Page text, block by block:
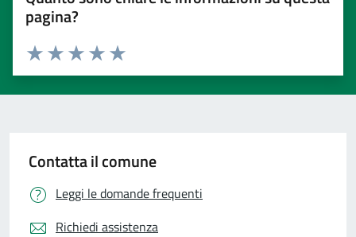
pagina?
Valuta 5 stelle su 5
Valuta 4 stelle su 5
Valuta 3 stelle su 5
Valuta 2 stelle su 5
Valuta 1 stelle su 5
Contatta il comune
Leggi le domande frequenti
Richiedi assistenza